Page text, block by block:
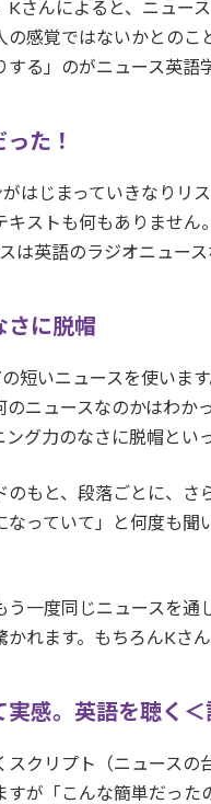
Kさんによると、ニュー
の感覚ではないかとの
る」のがニュース英語
た！
はじまっていきなりリ
キストも何もありませ
は英語のラジオニュース
さに脱帽
短いニュースを使いま
ニュースなのかはわか
グ力のなさに脱帽とい
のもと、段落ごとに、
なっていて」と何度も
う一度同じニュースを
かれます。もちろんKさ
実感。英語を聴く
スクリプト（ニュース
が「こんな簡単だった